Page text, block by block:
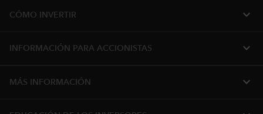
CÓMO INVERTIR expand_more
INFORMACIÓN PARA ACCIONISTAS expand_more
MÁS INFORMACIÓN expand_more